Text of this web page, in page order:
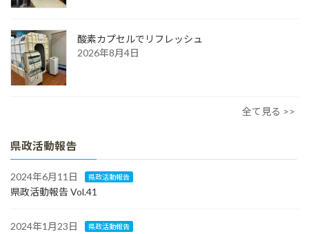
酸素カプセルでリフレッシュ
2026年8月4日
全て見る >>
県政活動報告
2024年6月11日 県政活動報告
県政活動報告 Vol.41
2024年1月23日 県政活動報告